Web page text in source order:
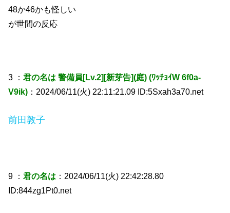
48か46かも怪しい
が世間の反応
3 ：君の名は 警備員[Lv.2][新芽告](庭) (ﾜｯﾁｮｲW 6f0a-
V9ik) ：2024/06/11(火) 22:11:21.09 ID:5Sxah3a70.net
前田敦子
9 ：君の名は ：2024/06/11(火) 22:42:28.80
ID:844zg1Pt0.net